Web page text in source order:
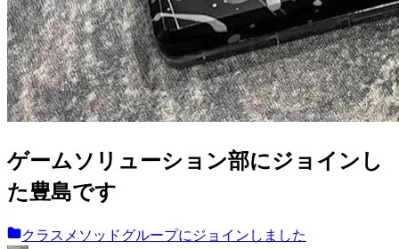
ゲームソリューション部にジョインし
た豊島です
クラスメソッドグループにジョインしました